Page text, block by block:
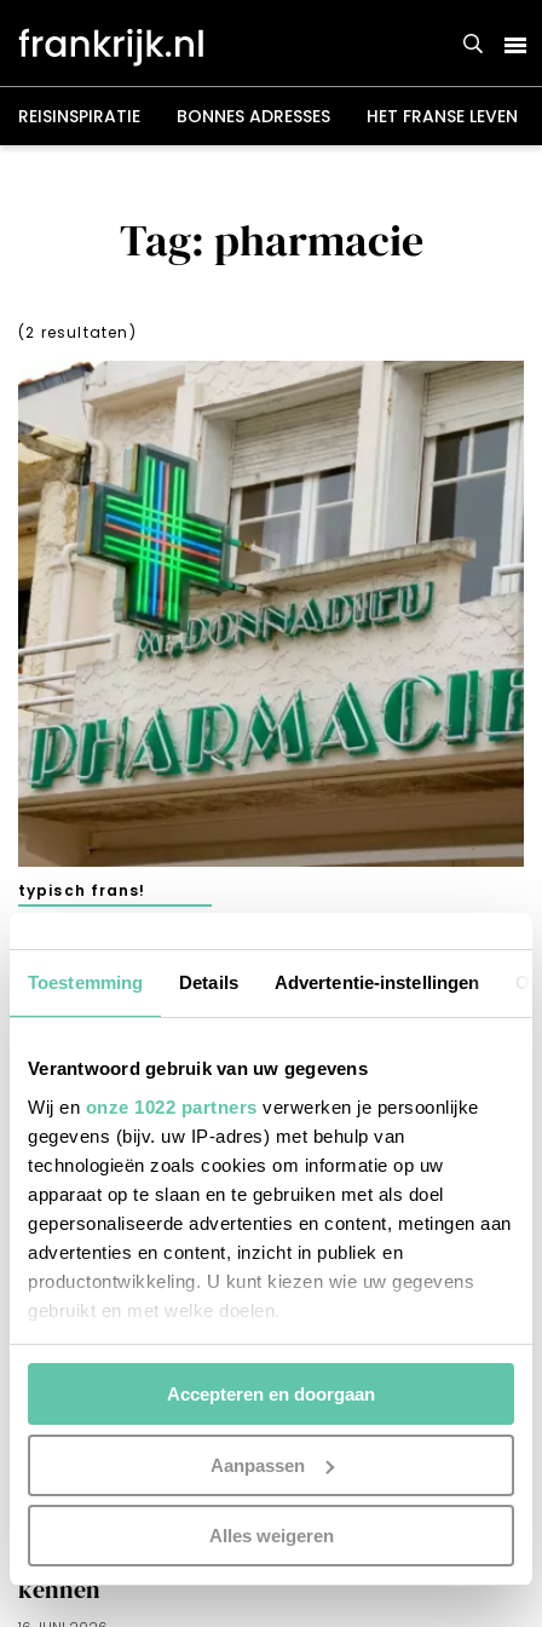
Toestemming Details Advertentie-instellingen
Verantwoord gebruik van uw gegevens
Wij en onze 1022 partners verwerken je persoonlijke
gegevens (bijv. uw IP-adres) met behulp van
technologieën zoals cookies om informatie op uw
apparaat op te slaan en te gebruiken met als doel
gepersonaliseerde advertenties en content, metingen aan
advertenties en content, inzicht in publiek en
productontwikkeling. U kunt kiezen wie uw gegevens
gebruikt en met welke doelen.
Als u het toestaat, willen we ook graag:
Informatie verzamelen over uw geografische
locatie, die tot een paar meter nauwkeurig kan zijn
Uw apparaat identificeren door het actief te
scannen op specifieke eigenschappen (fingerprinting)
verwerkt en stel uw voorkeuren in het
U kunt uw toestemming op elk moment wijzigen of
Accepteren en doorgaan
Aanpassen
Alles weigeren
naar
inhoud
REISINSPIRATIE BONNES ADRESSES HET FRANSE LEVEN
Tag: pharmacie
(2 resultaten)
typisch frans!
8 babyproducten uit de Franse apotheek om te
kennen